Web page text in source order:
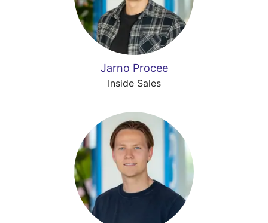
Jarno Procee
Inside Sales